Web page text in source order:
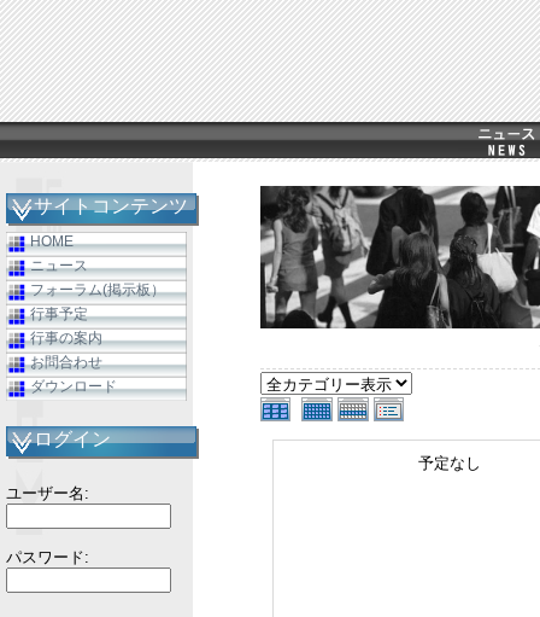
サイトコンテンツ
HOME
ニュース
フォーラム(掲示板）
行事予定
行事の案内
お問合わせ
ダウンロード
ログイン
ユーザー名:
パスワード:
予定なし